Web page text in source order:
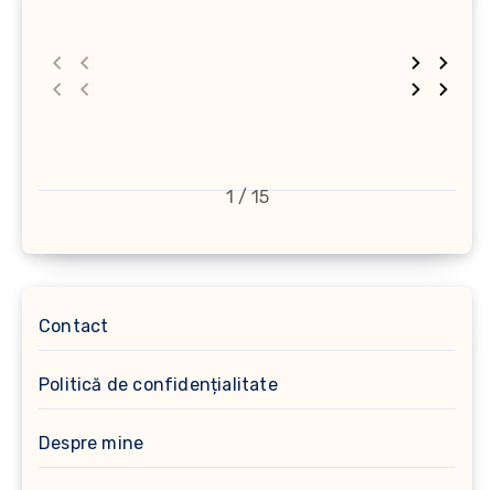
1 / 15
Contact
Politică de confidențialitate
Despre mine